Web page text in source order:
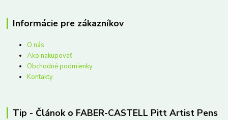
Informácie pre zákazníkov
O nás
Ako nakupovať
Obchodné podmienky
Kontakty
Tip - Článok o FABER-CASTELL Pitt Artist Pens